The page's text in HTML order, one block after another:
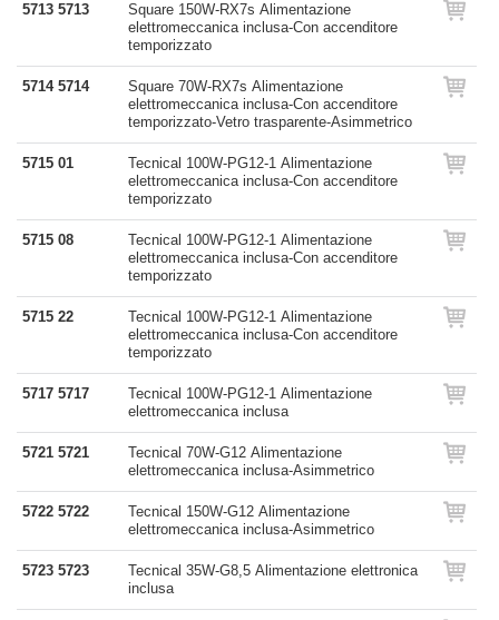
5713 5713
Square 150W-RX7s Alimentazione
elettromeccanica inclusa-Con accenditore
temporizzato
5714 5714
Square 70W-RX7s Alimentazione
elettromeccanica inclusa-Con accenditore
temporizzato-Vetro trasparente-Asimmetrico
5715 01
Tecnical 100W-PG12-1 Alimentazione
elettromeccanica inclusa-Con accenditore
temporizzato
5715 08
Tecnical 100W-PG12-1 Alimentazione
elettromeccanica inclusa-Con accenditore
temporizzato
5715 22
Tecnical 100W-PG12-1 Alimentazione
elettromeccanica inclusa-Con accenditore
temporizzato
5717 5717
Tecnical 100W-PG12-1 Alimentazione
elettromeccanica inclusa
5721 5721
Tecnical 70W-G12 Alimentazione
elettromeccanica inclusa-Asimmetrico
5722 5722
Tecnical 150W-G12 Alimentazione
elettromeccanica inclusa-Asimmetrico
5723 5723
Tecnical 35W-G8,5 Alimentazione elettronica
inclusa